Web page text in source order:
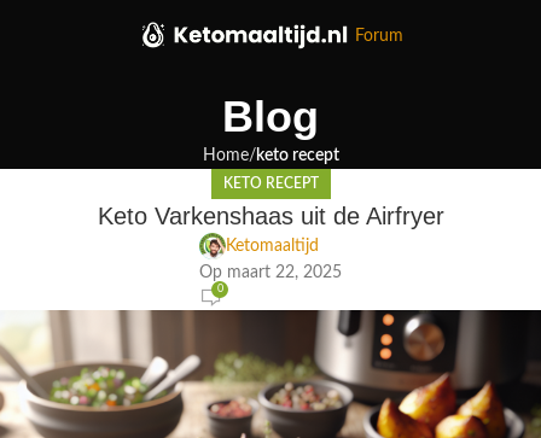
Forum
Blog
Home keto recept
KETO RECEPT
Keto Varkenshaas uit de Airfryer
Ketomaaltijd
Op maart 22, 2025
0